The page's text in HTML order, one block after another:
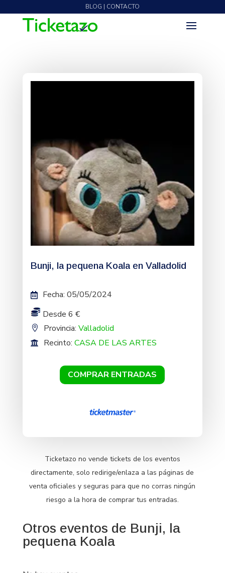
BLOG | CONTACTO
Bunji, la pequena Koala en Valladolid
Fecha: 05/05/2024
Desde 6 €
Provincia: Valladolid
Recinto: CASA DE LAS ARTES
COMPRAR ENTRADAS
Ticketazo no vende tickets de los eventos
directamente, solo redirige/enlaza a las páginas de
venta oficiales y seguras para que no corras ningún
riesgo a la hora de comprar tus entradas.
Otros eventos de Bunji, la
pequena Koala